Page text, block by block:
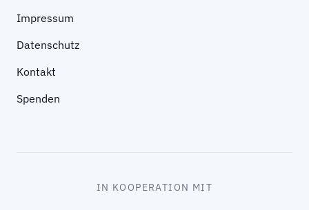
Impressum
Datenschutz
Kontakt
Spenden
IN KOOPERATION MIT